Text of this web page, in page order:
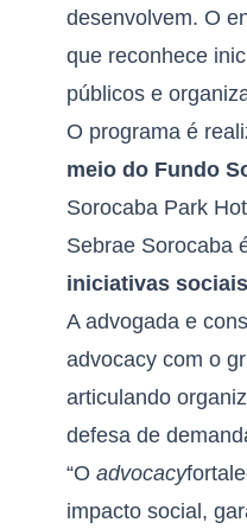
desenvolvem. O
que reconhece
públicos e
O programa é
meio do Fundo
Sorocaba Park
Sebrae Sorocaba
iniciativas sociais
A advogada e
advocacy com o
articulando
defesa de
“O advocacy
impacto social,